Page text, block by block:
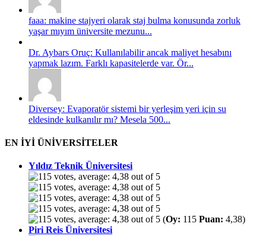
faaa: makine stajyeri olarak staj bulma konusunda zorluk
yaşar mıyım üniversite mezunu...
Dr. Aybars Oruç: Kullanılabilir ancak maliyet hesabını
yapmak lazım. Farklı kapasitelerde var. Ör...
Diversey: Evaporatör sistemi bir yerleşim yeri için su
eldesinde kulkanılır mı? Mesela 500...
EN İYİ ÜNİVERSİTELER
Yıldız Teknik Üniversitesi
(Oy: 115 Puan: 4,38)
Piri Reis Üniversitesi